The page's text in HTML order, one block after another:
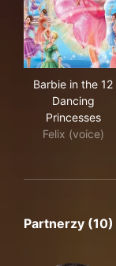
Barbie in the 12
Dancing
Princesses
Felix (voice)
Partnerzy (10)